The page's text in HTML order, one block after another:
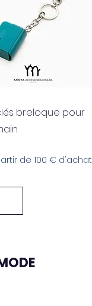
Aperçu rapide
breloque pour
de 100 € d'achat